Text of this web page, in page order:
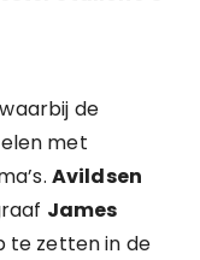
de
met
Avildsen
James
te zetten in de